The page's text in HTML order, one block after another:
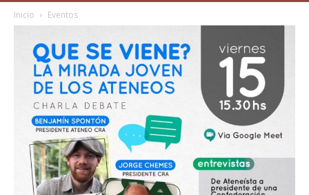
Inicio Eventos